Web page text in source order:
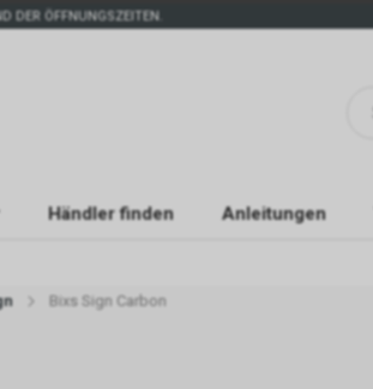
DER ÖFFNUNGSZEITEN.
Händler finden Anleitungen
Bixs Sign Carbon